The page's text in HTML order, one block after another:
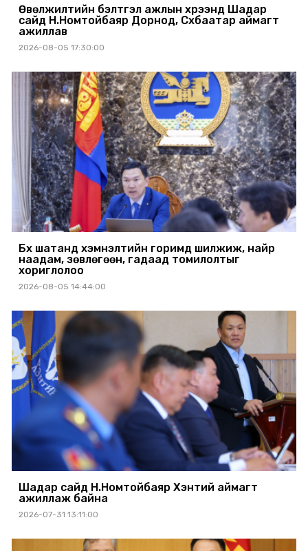
Өвөлжилтийн бэлтгэл ажлын хүрээнд Шадар
сайд Н.Номтойбаяр Дорнод, Сүхбаатар аймагт
ажиллав
2026-08-05 17:30:00
Бүх шатанд хэмнэлтийн горимд шилжиж, найр
наадам, зөвлөгөөн, гадаад томилолтыг
хориглолоо
2026-08-05 14:44:00
Шадар сайд Н.Номтойбаяр Хэнтий аймагт
ажиллаж байна
2026-07-31 13:11:00